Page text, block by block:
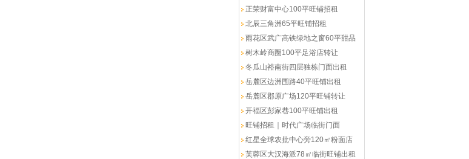
正荣财富中心100平旺铺招租
北辰三角洲65平旺铺招租
雨花区武广高铁绿地之窗60平甜品
树木岭商圈100平足浴店转让
冬瓜山裕南街四层独栋门面出租
岳麓区边洲围路40平旺铺出租
岳麓区郡原广场120平旺铺转让
开福区彭家巷100平旺铺出租
旺铺招租｜时代广场临街门面
红星全球农批中心旁120㎡粉面店
芙蓉区大汉海派78㎡临街旺铺出租